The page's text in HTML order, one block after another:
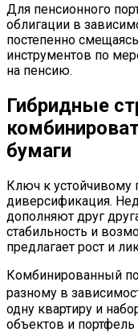
Для пенсионного
облигации в
постепенно
инструментов по
на пенсию.
Гибридные
бумаги
Ключ к устойчивому
диверсификация.
дополняют друг
стабильность и
предлагает рост и
Комбинированный
разному в
одну квартиру и
объектов и